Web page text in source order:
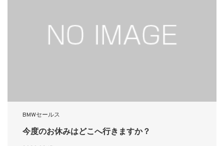
BMWセールス
今度のお休みはどこへ行きますか？